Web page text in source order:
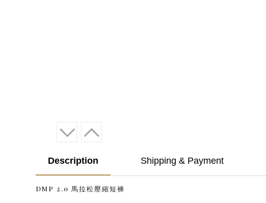
Description Shipping & Payment
DMP 2.0 馬拉松壓縮短褲